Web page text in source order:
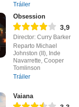
Tráiler
Obsession
3,9
Director: Curry Barker
Reparto Michael
Johnston (II), Inde
Navarrette, Cooper
Tomlinson
Tráiler
Vaiana